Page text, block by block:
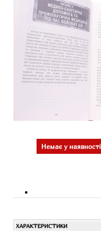
Немає у наявності
ХАРАКТЕРИСТИКИ